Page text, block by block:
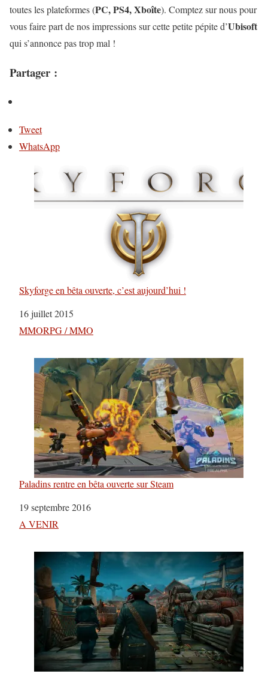
toutes les plateformes (PC, PS4, Xboîte). Comptez sur nous pour
vous faire part de nos impressions sur cette petite pépite d’Ubisoft
qui s’annonce pas trop mal !
Partager :
Tweet
WhatsApp
Skyforge en bêta ouverte, c’est aujourd’hui !
Date
16 juillet 2015
Par rapport à
MMORPG / MMO
Paladins rentre en bêta ouverte sur Steam
Date
19 septembre 2016
Par rapport à
A VENIR